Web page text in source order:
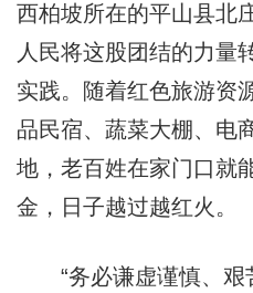
西柏坡所在的平山县北
人民将这股团结的力量
实践。随着红色旅游资
品民宿、蔬菜大棚、电
地，老百姓在家门口就
金，日子越过越红火。
“务必谦虚谨慎、